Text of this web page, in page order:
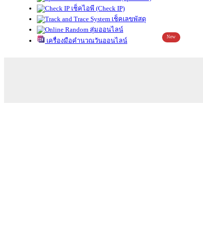
เช็คไอพี (Check IP)
เช็คเลขพัสดุ
สุ่มออนไลน์
เครื่องมือคำนวณวันออนไลน์
New